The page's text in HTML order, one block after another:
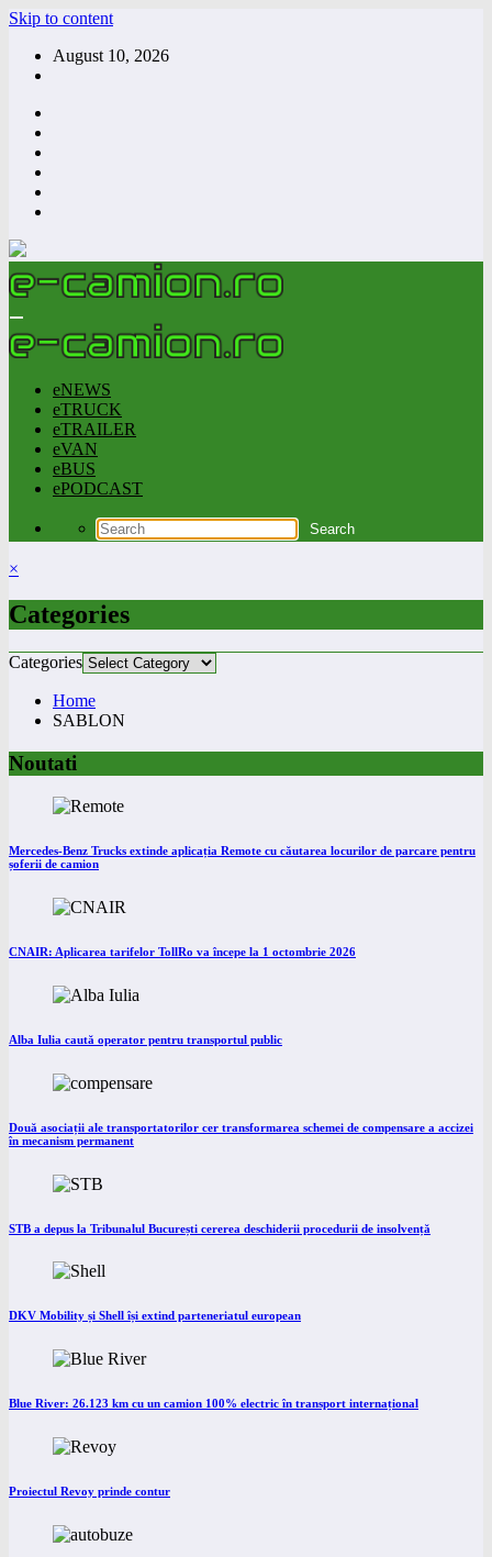
Skip to content
August 10, 2026
eNEWS
eTRUCK
eTRAILER
eVAN
eBUS
ePODCAST
×
Categories
Categories
Home
SABLON
Noutati
Mercedes-Benz Trucks extinde aplicația Remote cu căutarea locurilor de parcare pentru
șoferii de camion
CNAIR: Aplicarea tarifelor TollRo va începe la 1 octombrie 2026
Alba Iulia caută operator pentru transportul public
Două asociații ale transportatorilor cer transformarea schemei de compensare a accizei
în mecanism permanent
STB a depus la Tribunalul București cererea deschiderii procedurii de insolvență
DKV Mobility și Shell își extind parteneriatul european
Blue River: 26.123 km cu un camion 100% electric în transport internațional
Proiectul Revoy prinde contur